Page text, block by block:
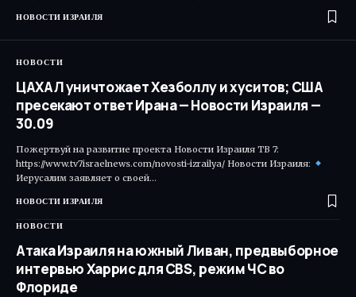
НОВОСТИ ИЗРАИЛЯ
НОВОСТИ
ЦАХАЛ уничтожает Хезболлу и хуситов; США
пресекают ответ Ирана — Новости Израиля —
30.09
Пожертвуй на развитие проекта Новости Израиля ТВ 7:
https://www.tv7israelnews.com/novosti-izrailya/ Новости Израиля:
Иерусалим заявляет о своей…
НОВОСТИ ИЗРАИЛЯ
НОВОСТИ
Атака Израиля на южный Ливан, предвыборное
интервью Харрис для CBS, режим ЧС во
Флориде